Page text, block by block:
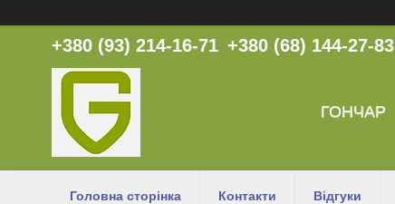
+380 (93) 214-16-71 +380 (68) 144-27-83
ГОНЧАР
Головна сторінка Контакти Відгуки